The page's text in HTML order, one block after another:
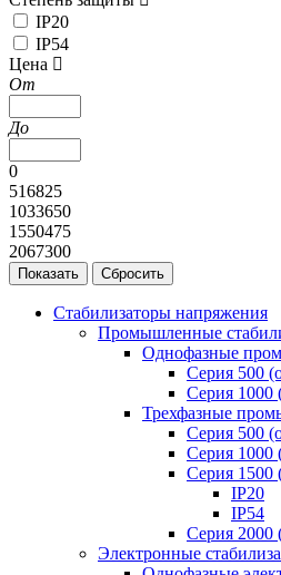
IP20
IP54
Цена
От
До
0
516825
1033650
1550475
2067300
Стабилизаторы напряжения
Промышленные
Однофазные
Серия 500
Серия 1000
Трехфазные
Cерия 500
Серия 1000
Серия 1500
IP20
IP54
Серия 2000
Электронные